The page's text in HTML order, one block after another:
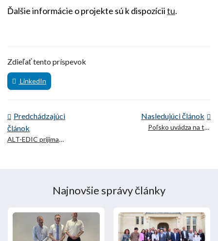
Ďalšie informácie o projekte sú k dispozíciitu.
Zdieľať tento príspevok
LinkedIn
Predchádzajúci
článok
ALT-EDIC prijíma
Nasledujúci článok
Poľsko uvádza na trh
Najnovšie správy články